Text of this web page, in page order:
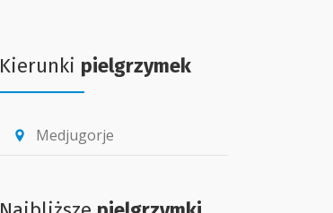
Kierunki pielgrzymek
location_pin Medjugorje